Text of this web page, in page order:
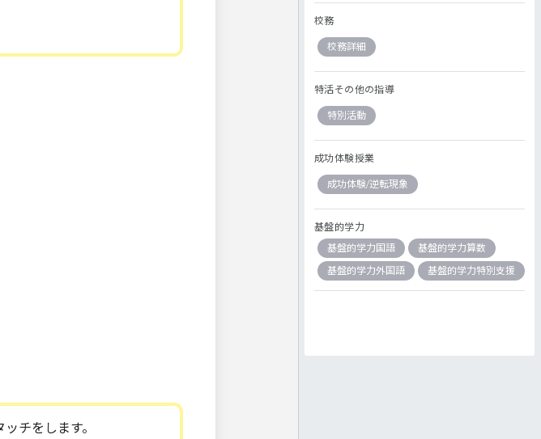
チをします。
校務
校務詳細
特活その他の指導
特別活動
成功体験授業
成功体験/逆転現象
基盤的学力
基盤的学力国語
基盤的学力算数
基盤的学力外国語
基盤的学力特別支援